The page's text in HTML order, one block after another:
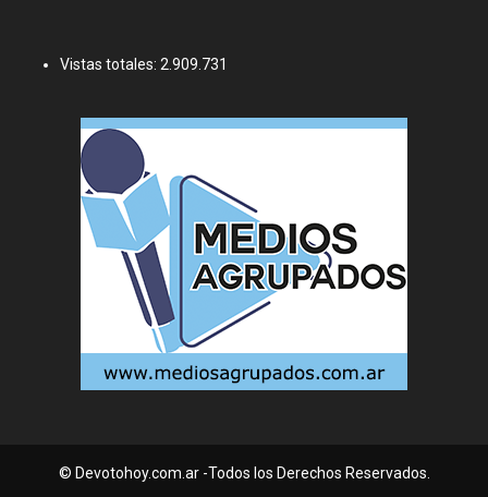
Vistas totales: 2.909.731
© Devotohoy.com.ar -Todos los Derechos Reservados.